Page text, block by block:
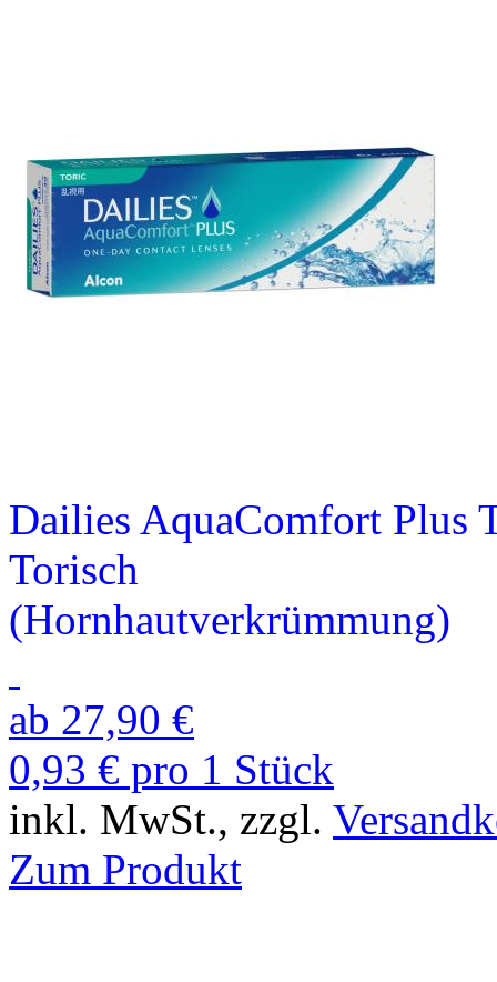
Dailies AquaComfort Plus
Torisch
(Hornhaut­verkrümmung)
ab 27,90 €
0,93 € pro 1 Stück
inkl. MwSt., zzgl.
Zum Produkt